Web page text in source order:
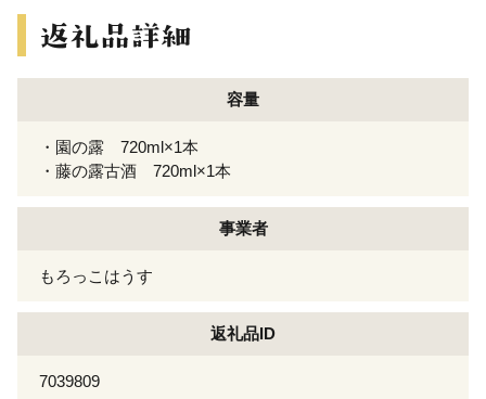
容量
・園の露 720ml×1本
・藤の露古酒 720ml×1本
事業者
もろっこはうす
返礼品ID
7039809